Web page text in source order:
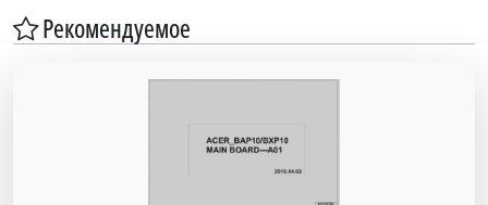
Рекомендуемое